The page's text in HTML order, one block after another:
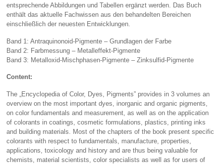
entsprechende Abbildungen und Tabellen ergänzt werden. Das Buch
enthält das aktuelle Fachwissen aus den behandelten Bereichen
einschließlich der neuesten Entwicklungen.
Band 1: Antraquinonoid-Pigmente – Grundlagen der Farbe
Band 2: Farbmessung – Metalleffekt-Pigmente
Band 3: Metalloxid-Mischphasen-Pigmente – Zinksulfid-Pigmente
Content:
The „Encyclopedia of Color, Dyes, Pigments” provides in 3 volumes an
overview on the most important dyes, inorganic and organic pigments,
on color fundamentals and measurement, as well as on the application
of colorants in coatings, cosmetic formulations, plastics, printing inks
and building materials. Most of the chapters of the book present specific
colorants with respect to fundamentals, manufacture, properties,
applications, toxicology and history and are thus being valuable for
chemists, material scientists, color specialists as well as for users of